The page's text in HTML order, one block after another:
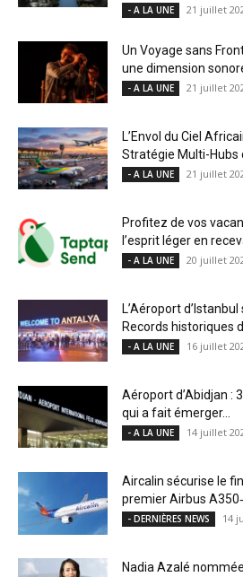
- A LA UNE 21 juillet
Un Voyage sans
une dimension
- A LA UNE 21 juillet
L’Envol du Ciel
Stratégie Multi-Hubs
- A LA UNE 21 juillet
Profitez de vos
l’esprit léger en
- A LA UNE 20 juillet
L’Aéroport
Records historiques
- A LA UNE 16 juillet
Aéroport d’Abidjan :
qui a fait émerger...
- A LA UNE 14 juillet
Aircalin sécurise le
premier Airbus
- DERNIÈRES NEWS 14
Nadia Azalé